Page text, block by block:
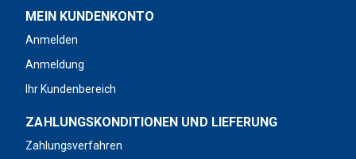
MEIN KUNDENKONTO
Anmelden
Anmeldung
Ihr Kundenbereich
ZAHLUNGSKONDITIONEN UND LIEFERUNG
Zahlungsverfahren